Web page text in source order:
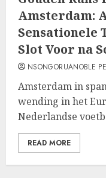
Amsterdam:
Sensationele
Slot Voor na
NSONGORUANOBLE
Amsterdam in
wending in het
Nederlandse
READ MORE